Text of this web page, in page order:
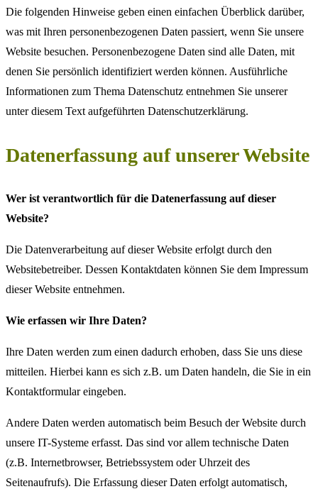
Die folgenden Hinweise geben einen einfachen Überblick darüber,
was mit Ihren personenbezogenen Daten passiert, wenn Sie unsere
Website besuchen. Personenbezogene Daten sind alle Daten, mit
denen Sie persönlich identifiziert werden können. Ausführliche
Informationen zum Thema Datenschutz entnehmen Sie unserer
unter diesem Text aufgeführten Datenschutzerklärung.
Datenerfassung auf unserer Website
Wer ist verantwortlich für die Datenerfassung auf dieser
Website?
Die Datenverarbeitung auf dieser Website erfolgt durch den
Websitebetreiber. Dessen Kontaktdaten können Sie dem Impressum
dieser Website entnehmen.
Wie erfassen wir Ihre Daten?
Ihre Daten werden zum einen dadurch erhoben, dass Sie uns diese
mitteilen. Hierbei kann es sich z.B. um Daten handeln, die Sie in ein
Kontaktformular eingeben.
Andere Daten werden automatisch beim Besuch der Website durch
unsere IT-Systeme erfasst. Das sind vor allem technische Daten
(z.B. Internetbrowser, Betriebssystem oder Uhrzeit des
Seitenaufrufs). Die Erfassung dieser Daten erfolgt automatisch,